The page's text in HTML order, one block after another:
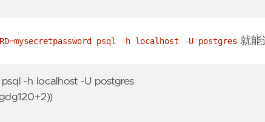
psql -h localhost -U postgres 就能
-h localhost -U postgres